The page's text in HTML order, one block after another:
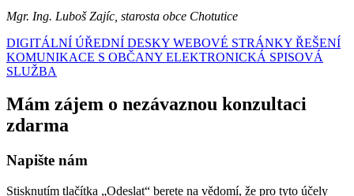
Mgr. Ing. Luboš Zajíc, starosta obce Chotutice
DIGITÁLNÍ ÚŘEDNÍ DESKY WEBOVÉ STRÁNKY ŘEŠENÍ
KOMUNIKACE S OBČANY ELEKTRONICKÁ SPISOVÁ
SLUŽBA
Mám zájem o nezávaznou konzultaci
zdarma
Napište nám
Stisknutím tlačítka „Odeslat“ berete na vědomí, že pro tyto účely